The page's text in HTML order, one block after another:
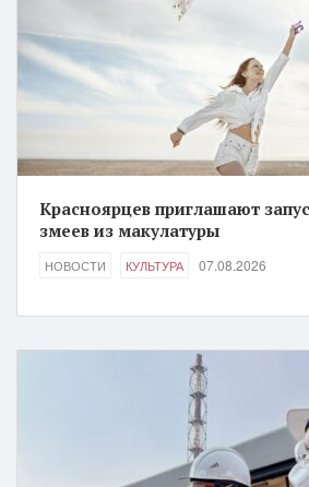
Красноярцев приглашают
змеев из макулатуры
НОВОСТИ КУЛЬТУРА 07.08.2026